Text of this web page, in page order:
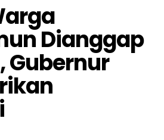
Dianggap
Gubernur